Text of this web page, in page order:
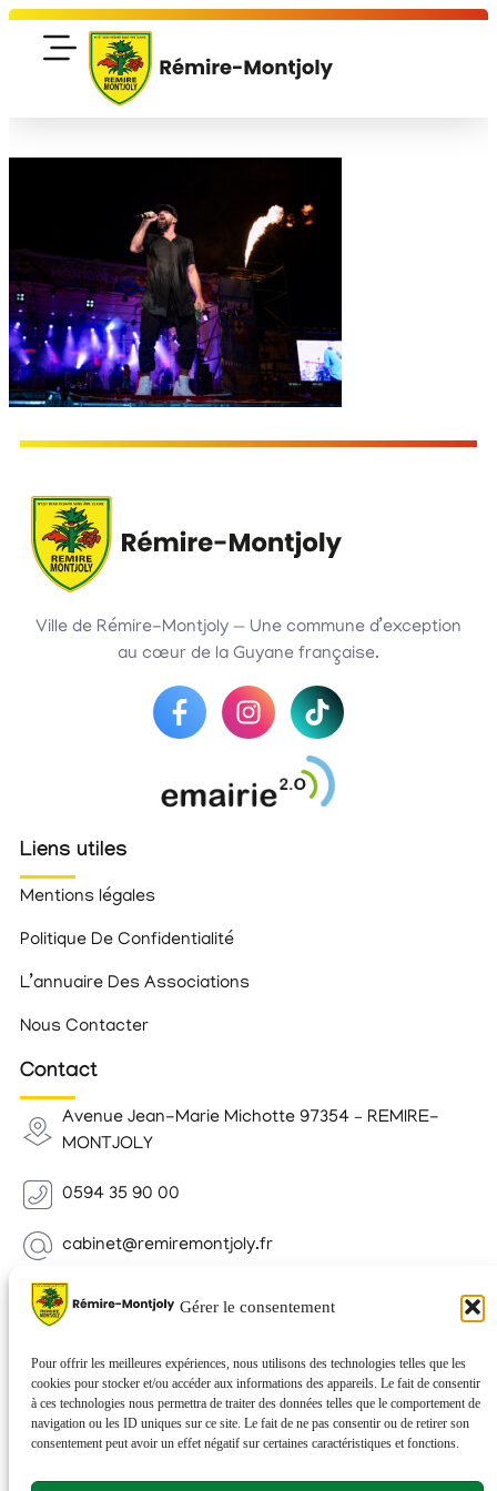
Gérer le consentement
Pour offrir les meilleures expériences, nous utilisons des technologies telles que les
cookies pour stocker et/ou accéder aux informations des appareils. Le fait de consentir
à ces technologies nous permettra de traiter des données telles que le comportement de
navigation ou les ID uniques sur ce site. Le fait de ne pas consentir ou de retirer son
consentement peut avoir un effet négatif sur certaines caractéristiques et fonctions.
contenu
Ville de Rémire-Montjoly — Une commune d’exception
au cœur de la Guyane française.
Liens utiles
Mentions légales
Politique De Confidentialité
L’annuaire Des Associations
Nous Contacter
Contact
Avenue Jean-Marie Michotte 97354 – REMIRE-
MONTJOLY
0594 35 90 00
cabinet@remiremontjoly.fr
Newsletter
nouvelles de votre commune.